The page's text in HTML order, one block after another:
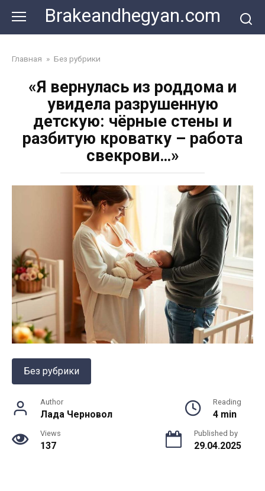
content
Brakeandhegyan.com
Главная » Без рубрики
«Я вернулась из роддома и
увидела разрушенную
детскую: чёрные стены и
разбитую кроватку – работа
свекрови…»
Без рубрики
Author
Лада Черновол
Reading
4 min
Views
137
Published by
29.04.2025